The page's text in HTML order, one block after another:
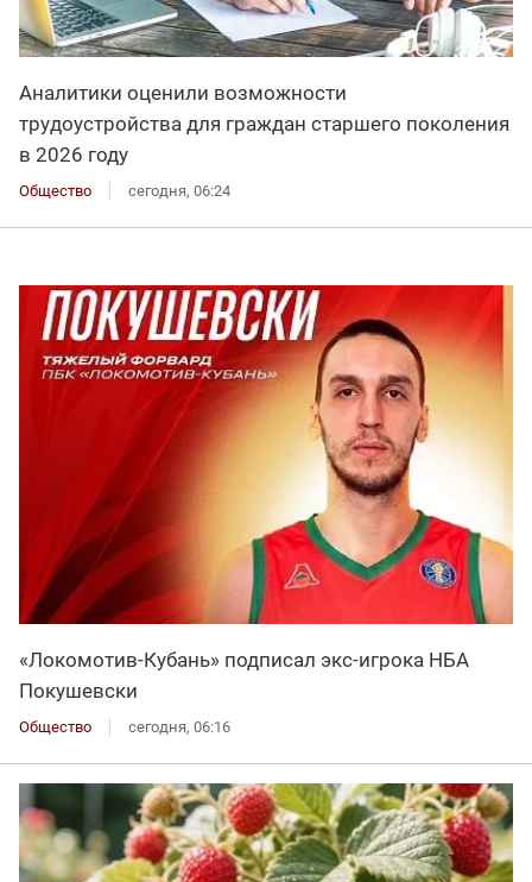
Аналитики оценили возможности
трудоустройства для граждан старшего поколения
в 2026 году
Общество сегодня, 06:24
«Локомотив-Кубань» подписал экс-игрока НБА
Покушевски
Общество сегодня, 06:16